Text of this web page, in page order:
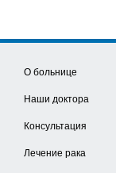
О больнице
Наши доктора
Консультация
Лечение рака